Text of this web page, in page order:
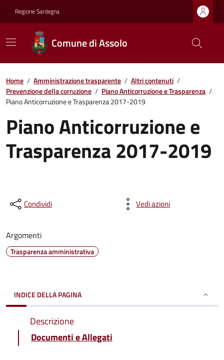
Regione Sardegna
Comune di Assolo
Home / Amministrazione trasparente / Altri contenuti /
Prevenzione della corruzione / Piano Anticorruzione e Trasparenza /
Piano Anticorruzione e Trasparenza 2017-2019
Piano Anticorruzione e
Trasparenza 2017-2019
Condividi Vedi azioni
Argomenti
Trasparenza amministrativa
INDICE DELLA PAGINA
Descrizione
Documenti e Allegati